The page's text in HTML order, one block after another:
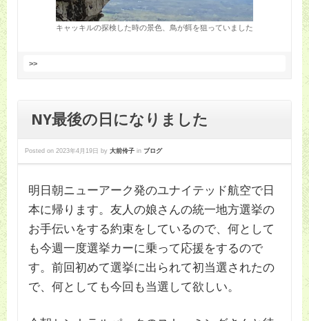
キャッキルの探検した時の景色、鳥が餌を狙っていました
>>
NY最後の日になりました
Posted on 2023年4月19日 by 大前伶子 in ブログ
明日朝ニューアーク発のユナイテッド航空で日
本に帰ります。友人の娘さんの統一地方選挙の
お手伝いをする約束をしているので、何として
も今週一度選挙カーに乗って応援をするので
す。前回初めて選挙に出られて初当選されたの
で、何としても今回も当選して欲しい。